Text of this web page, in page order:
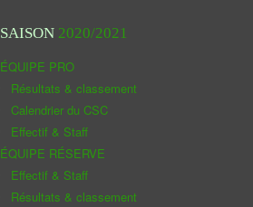
SAISON 2020/2021
ÉQUIPE PRO
Résultats & classement
Calendrier du CSC
Effectif & Staff
ÉQUIPE RÉSERVE
Effectif & Staff
Résultats & classement